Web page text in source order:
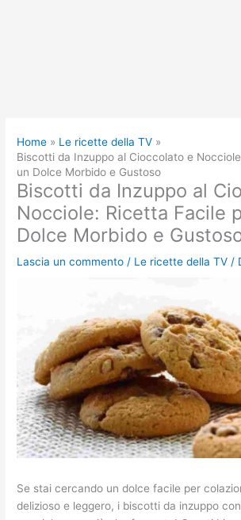
Home
Le ricette della TV
Biscotti da Inzuppo al Cioccolato e
un Dolce Morbido e Gustoso
Biscotti da Inzuppo al
Nocciole: Ricetta Facile
Dolce Morbido e
Lascia un commento / Le ricette della TV /
Se stai cercando un dolce facile per
delizioso e leggero, i biscotti da inzuppo